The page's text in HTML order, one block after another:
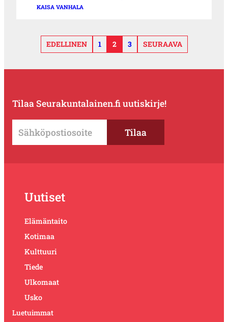
KAISA VANHALA
EDELLINEN 1 2 3 SEURAAVA
Tilaa Seurakuntalainen.fi uutiskirje!
Uutiset
Elämäntaito
Kotimaa
Kulttuuri
Tiede
Ulkomaat
Usko
Luetuimmat